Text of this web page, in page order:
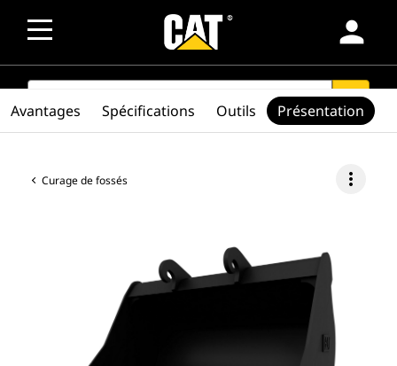
person
SEARCH search
Curage de fossés more_vert
Avantages Spécifications Outils Présentation